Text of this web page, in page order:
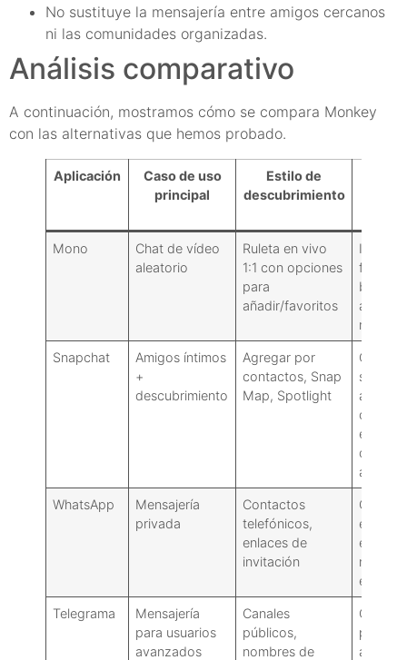
No sustituye la mensajería entre amigos cercanos
ni las comunidades organizadas.
Análisis comparativo
A continuación, mostramos cómo se compara Monkey
con las alternativas que hemos probado.
Aplicación
Caso de uso
principal
Estilo de
descubrimiento
Mono
Chat de vídeo
aleatorio
Ruleta en vivo
1:1 con opciones
para
añadir/favoritos
filtros
mixta
Snapchat
Amigos íntimos
+
descubrimiento
Agregar por
contactos, Snap
Map, Spotlight
edad,
control
amigos
WhatsApp
Mensajería
privada
Contactos
telefónicos,
enlaces de
invitación
Cifrado
normas
Telegrama
Mensajería
para usuarios
avanzados
Canales
públicos,
nombres de